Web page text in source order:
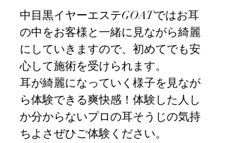
中目黒イヤーエステGOATではお耳
の中をお客様と一緒に見ながら綺麗
にしていきますので、初めてでも安
心して施術を受けられます。
耳が綺麗になっていく様子を見なが
ら体験できる爽快感！体験した人し
か分からないプロの耳そうじの気持
ちよさぜひご体験ください。